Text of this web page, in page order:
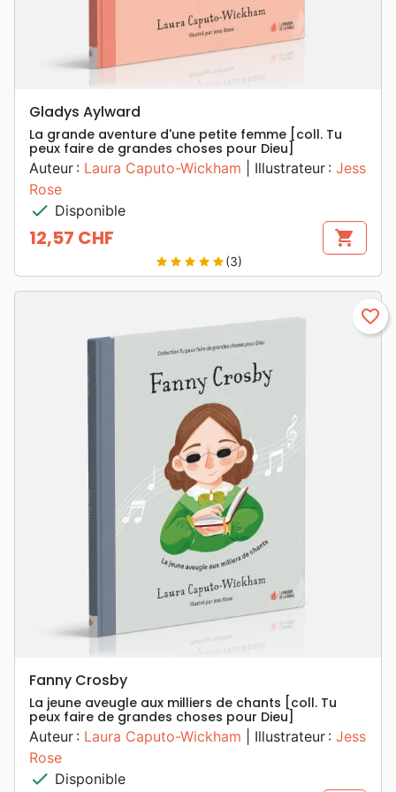
Gladys Aylward
La grande aventure d'une petite femme [coll. Tu
peux faire de grandes choses pour Dieu]
Auteur : Laura Caputo-Wickham | Illustrateur : Jess
Rose
check Disponible
Prix
12,57 CHF shopping_cart
star star star star star(3)
favorite_border
Fanny Crosby
La jeune aveugle aux milliers de chants [coll. Tu
peux faire de grandes choses pour Dieu]
Auteur : Laura Caputo-Wickham | Illustrateur : Jess
Rose
check Disponible